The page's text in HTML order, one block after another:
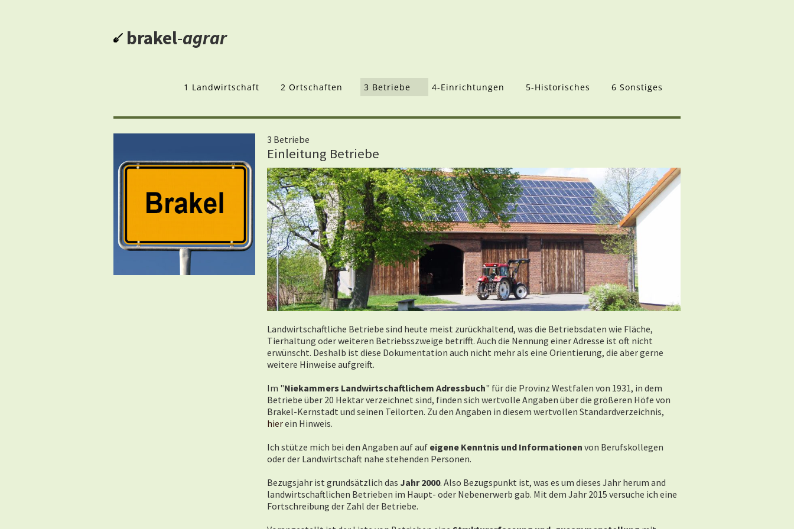
brakel-agrar
1 Landwirtschaft 2 Ortschaften 3 Betriebe 4-Einrichtungen 5-Historisches 6 Sonstiges
3 Betriebe
Einleitung Betriebe
Landwirtschaftliche Betriebe sind heute meist zurückhaltend, was die Betriebsdaten wie Fläche,
Tierhaltung oder weiteren Betriebsszweige betrifft. Auch die Nennung einer Adresse ist oft nicht
erwünscht. Deshalb ist diese Dokumentation auch nicht mehr als eine Orientierung, die aber gerne
weitere Hinweise aufgreift.
Im "Niekammers Landwirtschaftlichem Adressbuch" für die Provinz Westfalen von 1931, in dem
Betriebe über 20 Hektar verzeichnet sind, finden sich wertvolle Angaben über die größeren Höfe von
Brakel-Kernstadt und seinen Teilorten. Zu den Angaben in diesem wertvollen Standardverzeichnis,
hierein Hinweis.
Ich stütze mich bei den Angaben auf auf eigene Kenntnis und Informationen von Berufskollegen
oder der Landwirtschaft nahe stehenden Personen.
Bezugsjahr ist grundsätzlich das Jahr 2000. Also Bezugspunkt ist, was es um dieses Jahr herum and
landwirtschaftlichen Betrieben im Haupt- oder Nebenerwerb gab. Mit dem Jahr 2015 versuche ich eine
Fortschreibung der Zahl der Betriebe.